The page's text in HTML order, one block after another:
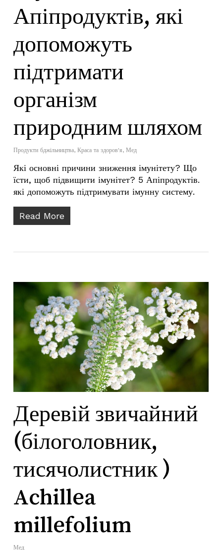
Апіпродуктів, які
допоможуть
підтримати
організм
природним шляхом
Продукти бджільництва, Краса та здоров'я, Мед
Які основні причини зниження імунітету? Що
їсти, щоб підвищити імунітет? 5 Апіпродуктів.
які допоможуть підтримувати імунну систему.
Read More
Деревій звичайний
(білоголовник,
тисячолистник )
Achillea
millefolium
Мед